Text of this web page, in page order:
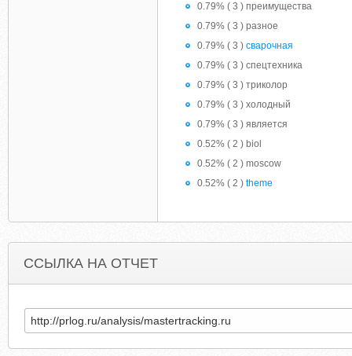
0.79% ( 3 ) преимущества
0.79% ( 3 ) разное
0.79% ( 3 ) сварочная
0.79% ( 3 ) спецтехника
0.79% ( 3 ) триколор
0.79% ( 3 ) холодный
0.79% ( 3 ) является
0.52% ( 2 ) biol
0.52% ( 2 ) moscow
0.52% ( 2 ) theme
ССЫЛКА НА ОТЧЕТ